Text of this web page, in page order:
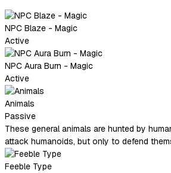
NPC Blaze - Magic
Active
NPC Aura Burn - Magic
Active
Animals
Passive
These general animals are hunted by
attack humanoids, but only to defend
Feeble Type